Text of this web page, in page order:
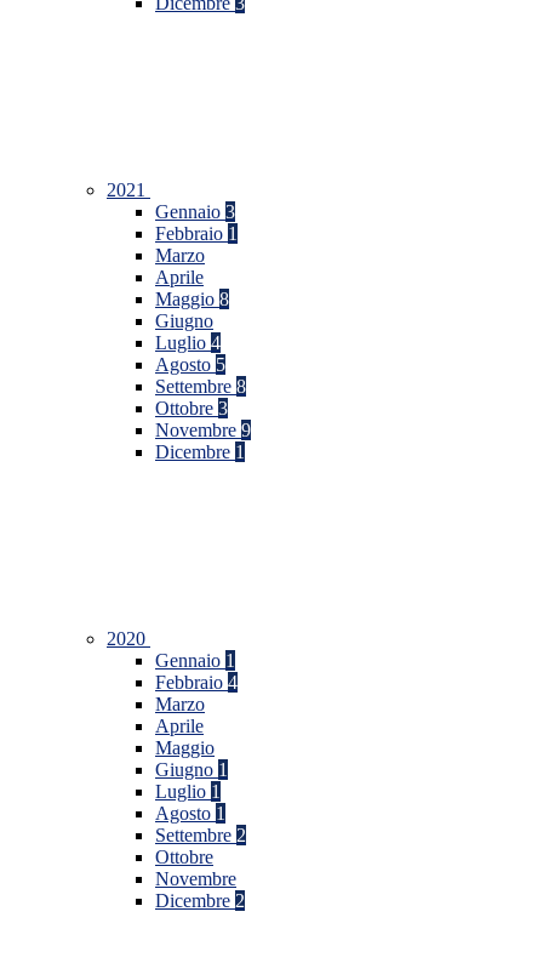
2021
Gennaio 3
Febbraio 1
Marzo
Aprile
Maggio 8
Giugno
Luglio 4
Agosto 5
Settembre 8
Ottobre 3
Novembre 9
Dicembre 1
2020
Gennaio 1
Febbraio 4
Marzo
Aprile
Maggio
Giugno 1
Luglio 1
Agosto 1
Settembre 2
Ottobre
Novembre
Dicembre 2